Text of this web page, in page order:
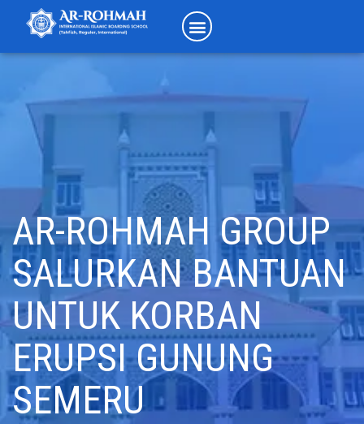
AR-ROHMAH GROUP
SALURKAN BANTUAN
UNTUK KORBAN
ERUPSI GUNUNG
SEMERU